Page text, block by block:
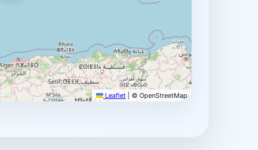
Leaflet © OpenStreetMap